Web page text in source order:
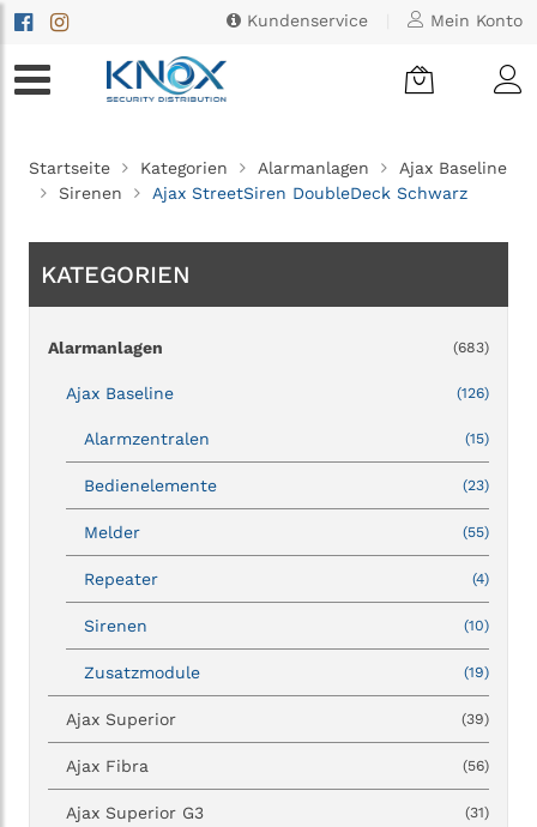
Kundenservice Mein Konto
Startseite Kategorien Alarmanlagen
Ajax Baseline
Sirenen
Ajax StreetSiren DoubleDeck Schwarz
KATEGORIEN
Alarmanlagen (683)
Ajax Baseline (126)
Alarmzentralen (15)
Bedienelemente (23)
Melder (55)
Repeater (4)
Sirenen (10)
Zusatzmodule (19)
Ajax Superior (39)
Ajax Fibra (56)
Ajax Superior G3 (31)